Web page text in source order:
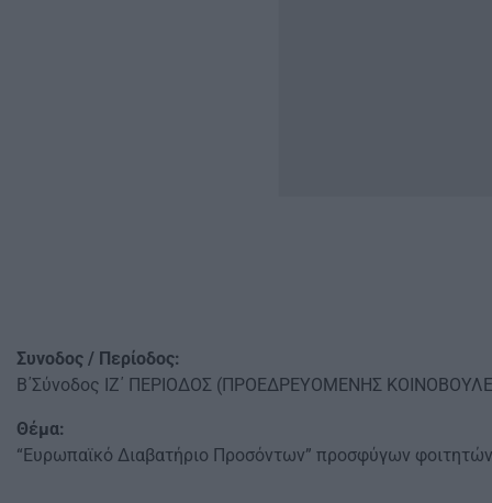
Συνοδος / Περίοδος:
Β΄Σύνοδος ΙΖ΄ ΠΕΡΙΟΔΟΣ (ΠΡΟΕΔΡΕΥΟΜΕΝΗΣ
Θέμα:
“Ευρωπαϊκό Διαβατήριο Προσόντων” προσφύγων φοιτητών